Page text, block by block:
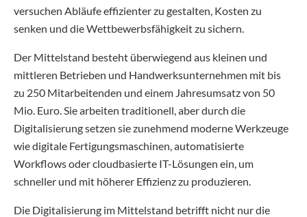
versuchen Abläufe effizienter zu gestalten, Kosten zu
senken und die Wettbewerbsfähigkeit zu sichern.
Der Mittelstand besteht überwiegend aus kleinen und
mittleren Betrieben und Handwerksunternehmen mit bis
zu 250 Mitarbeitenden und einem Jahresumsatz von 50
Mio. Euro. Sie arbeiten traditionell, aber durch die
Digitalisierung setzen sie zunehmend moderne Werkzeuge
wie digitale Fertigungsmaschinen, automatisierte
Workflows oder cloudbasierte IT-Lösungen ein, um
schneller und mit höherer Effizienz zu produzieren.
Die Digitalisierung im Mittelstand betrifft nicht nur die